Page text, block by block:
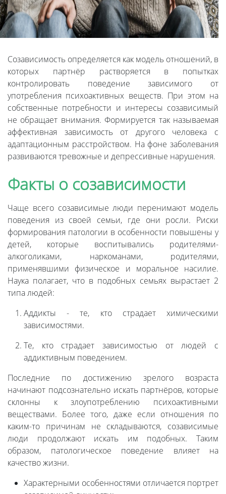
Созависимость определяется как модель отношений, в
которых партнёр растворяется в попытках
контролировать поведение зависимого от
употребления психоактивных веществ. При этом на
собственные потребности и интересы созависимый
не обращает внимания. Формируется так называемая
аффективная зависимость от другого человека с
адаптационным расстройством. На фоне заболевания
развиваются тревожные и депрессивные нарушения.
Факты о созависимости
Чаще всего созависимые люди перенимают модель
поведения из своей семьи, где они росли. Риски
формирования патологии в особенности повышены у
детей, которые воспитывались родителями-
алкоголиками, наркоманами, родителями,
применявшими физическое и моральное насилие.
Наука полагает, что в подобных семьях вырастает 2
типа людей:
Аддикты - те, кто страдает химическими
зависимостями.
Те, кто страдает зависимостью от людей с
аддиктивным поведением.
Последние по достижению зрелого возраста
начинают подсознательно искать партнёров, которые
склонны к злоупотреблению психоактивными
веществами. Более того, даже если отношения по
каким-то причинам не складываются, созависимые
люди продолжают искать им подобных. Таким
образом, патологическое поведение влияет на
качество жизни.
Характерными особенностями отличается портрет